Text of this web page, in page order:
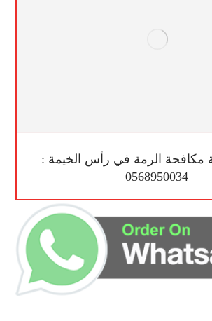
الرمة في رأس الخيمة :
0568950034